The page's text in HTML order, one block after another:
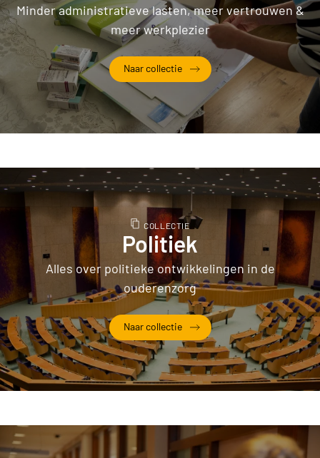
Minder administratieve lasten, meer vertrouwen &
meer werkplezier
Naar collectieAdministratieve lasten
COLLECTIE
Politiek
Alles over politieke ontwikkelingen in de
ouderenzorg
Naar collectiePolitiek